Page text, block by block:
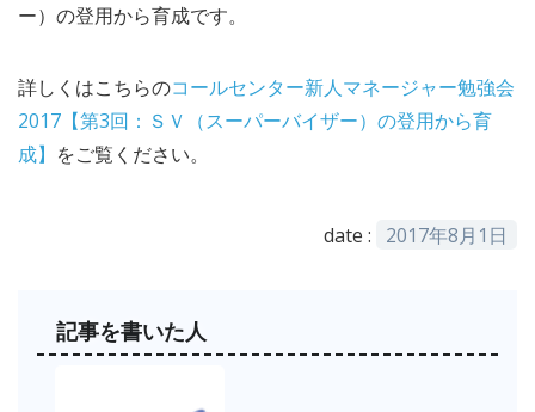
ー）の登用から育成です。
詳しくはこちらのコールセンター新人マネージャー勉強会
2017【第3回：ＳＶ（スーパーバイザー）の登用から育
成】 をご覧ください。
date : 2017年8月1日
記事を書いた人